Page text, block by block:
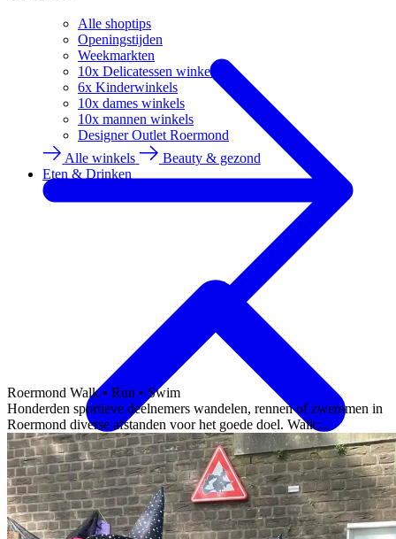
Alle shoptips
Openingstijden
Weekmarkten
10x Delicatessen winkels
6x Kinderwinkels
10x dames winkels
10x mannen winkels
Designer Outlet Roermond
Alle winkels
Beauty & gezond
Eten & Drinken
Roermond Walk • Run • Swim
Honderden sportieve deelnemers wandelen, rennen of zwemmen in
Roermond diverse afstanden voor het goede doel. Walk:...